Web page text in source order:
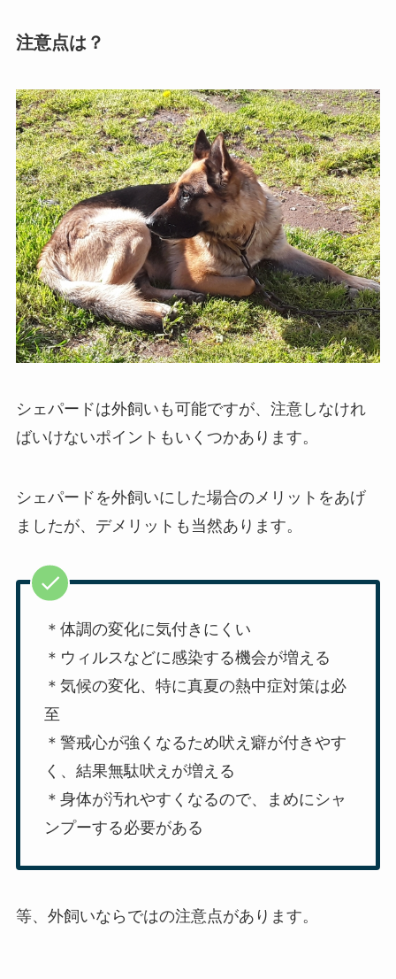
注意点は？
シェパードは外飼いも可能ですが、注意しなけれ
ばいけないポイントもいくつかあります。
シェパードを外飼いにした場合のメリットをあげ
ましたが、デメリットも当然あります。
＊体調の変化に気付きにくい
＊ウィルスなどに感染する機会が増える
＊気候の変化、特に真夏の熱中症対策は必
至
＊警戒心が強くなるため吠え癖が付きやす
く、結果無駄吠えが増える
＊身体が汚れやすくなるので、まめにシャ
ンプーする必要がある
等、外飼いならではの注意点があります。